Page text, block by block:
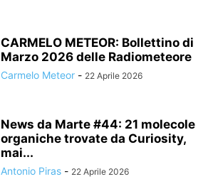
CARMELO METEOR: Bollettino di
Marzo 2026 delle Radiometeore
Carmelo Meteor - 22 Aprile 2026
News da Marte #44: 21 molecole
organiche trovate da Curiosity,
mai...
Antonio Piras - 22 Aprile 2026